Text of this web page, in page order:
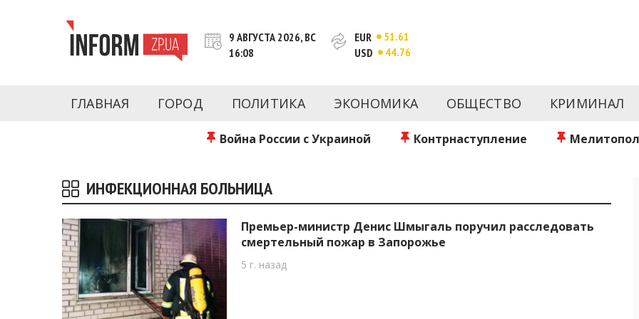
INFORM.ZP.UA – это информационный портал и сайт новостей города Запорожья. Каждый
последние новости Запорожья и Запорожской области за день. Информация и персоны Запорожья.
о событиях города Запорожья и области.
9 АВГУСТА 2026, ВС
16:08
EUR
51.61
USD
44.76
ГЛАВНАЯ ГОРОД ПОЛИТИКА ЭКОНОМИКА ОБЩЕСТВО КРИМИНАЛ
Война России с Украиной Контрнаступление
ИНФЕКЦИОННАЯ БОЛЬНИЦА
Премьер-министр Денис Шмыгаль поручил расследовать
смертельный пожар в Запорожье
5 г. назад